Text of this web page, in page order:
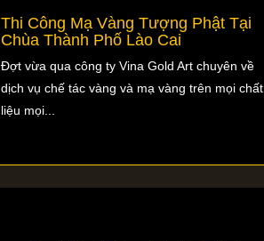
Thi Công Mạ Vàng Tượng Phật Tại
Chùa Thành Phố Lào Cai
Đợt vừa qua công ty Vina Gold Art chuyên về
dịch vụ chế tác vàng và mạ vàng trên mọi chất
liệu mọi...